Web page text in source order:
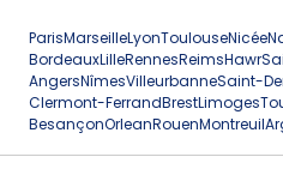
ParisMarseilleLyonToulouseNicée
BordeauxLilleRennesReimsHawr
AngersNîmesVilleurbanneSaint-
Clermont-FerrandBrestLimoges
BesançonOrleanRouenMontreuil